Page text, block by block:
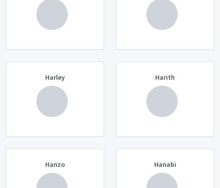
Harley Harith
Hanzo Hanabi